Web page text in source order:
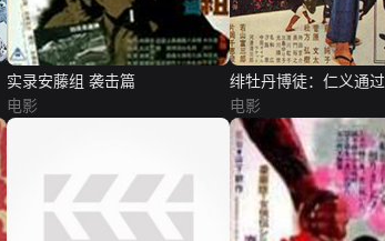
实录安藤组 袭击篇
电影
绯牡丹博徒：仁义通过
电影